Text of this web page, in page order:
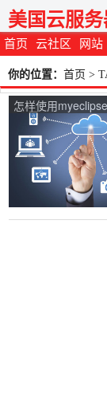
首页 云社区 网站
美国云服
你的位置： 首页 >
怎样使用
数据的流转？